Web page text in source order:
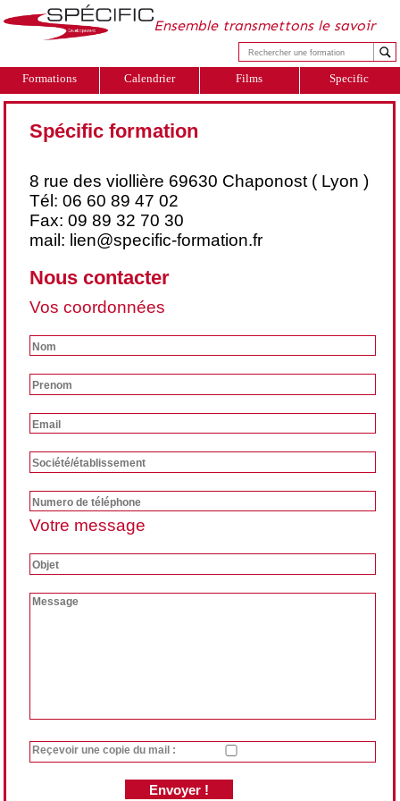
Ensemble transmettons le savoir
Formations Calendrier Films Specific
Spécific formation
8 rue des viollière 69630 Chaponost ( Lyon )
Tél:06 60 89 47 02
Fax:09 89 32 70 30
mail: lien@specific-formation.fr
Nous contacter
Vos coordonnées
Votre message
Reçevoir une copie du mail :